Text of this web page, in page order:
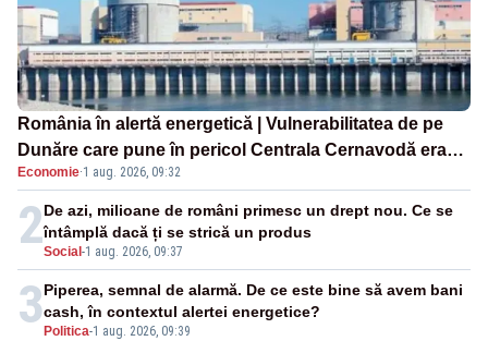
România în alertă energetică | Vulnerabilitatea de pe
Dunăre care pune în pericol Centrala Cernavodă era
cunoscută de pe vremea lui Ceaușescu
Economie·1 aug. 2026, 09:32
2Social -1 aug. 2026, 09:37
De azi, milioane de români primesc un drept nou. Ce se
întâmplă dacă ți se strică un produs
3 Politica-1 aug. 2026, 09:39
Piperea, semnal de alarmă. De ce este bine să avem bani
cash, în contextul alertei energetice?